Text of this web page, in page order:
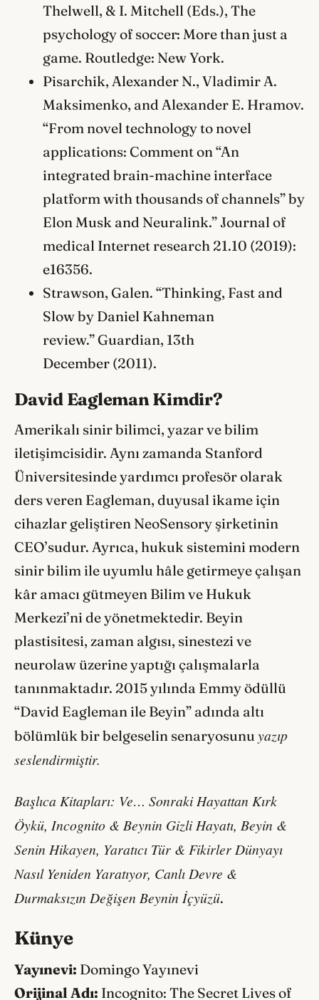
Thelwell, & I. Mitchell (Eds.), The
psychology of soccer: More than just a
game. Routledge: New York.
Pisarchik, Alexander N., Vladimir A.
Maksimenko, and Alexander E. Hramov.
“From novel technology to novel
applications: Comment on “An
integrated brain-machine interface
platform with thousands of channels” by
Elon Musk and Neuralink.” Journal of
medical Internet research 21.10 (2019):
e16356.
Strawson, Galen. “Thinking, Fast and
Slow by Daniel Kahneman
review.” Guardian, 13th
December (2011).
David Eagleman Kimdir?
Amerikalı sinir bilimci, yazar ve bilim
iletişimcisidir. Aynı zamanda Stanford
Üniversitesinde yardımcı profesör olarak
ders veren Eagleman, duyusal ikame için
cihazlar geliştiren NeoSensory şirketinin
CEO’sudur. Ayrıca, hukuk sistemini modern
sinir bilim ile uyumlu hâle getirmeye çalışan
kâr amacı gütmeyen Bilim ve Hukuk
Merkezi’ni de yönetmektedir. Beyin
plastisitesi, zaman algısı, sinestezi ve
neurolaw üzerine yaptığı çalışmalarla
tanınmaktadır. 2015 yılında Emmy ödüllü
“David Eagleman ile Beyin” adında altı
bölümlük bir belgeselin senaryosunu yazıp
seslendirmiştir.
Başlıca Kitapları: Ve… Sonraki Hayattan Kırk
Öykü, Incognito & Beynin Gizli Hayatı, Beyin &
Senin Hikayen, Yaratıcı Tür & Fikirler Dünyayı
Nasıl Yeniden Yaratıyor, Canlı Devre &
Durmaksızın Değişen Beynin İçyüzü.
Künye
Yayınevi: Domingo Yayınevi
Orijinal Adı: Incognito: The Secret Lives of